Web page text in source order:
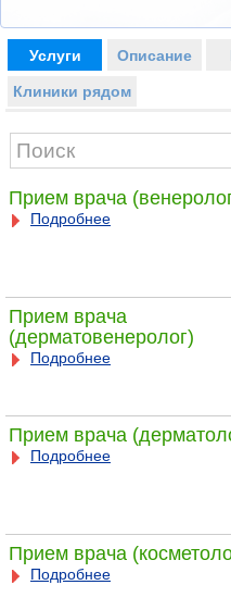
Услуги Описание
Клиники рядом
Прием врача
Подробнее
Прием врача
(дерматовенеролог)
Подробнее
Прием врача
Подробнее
Прием врача
Подробнее